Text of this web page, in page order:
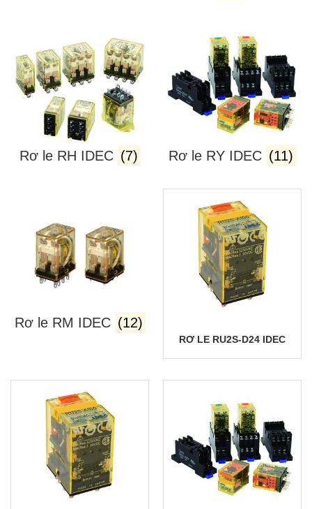
Rơ le RH IDEC (7) Rơ le RY IDEC (11)
Rơ le RM IDEC (12)
RƠ LE RU2S-D24 IDEC